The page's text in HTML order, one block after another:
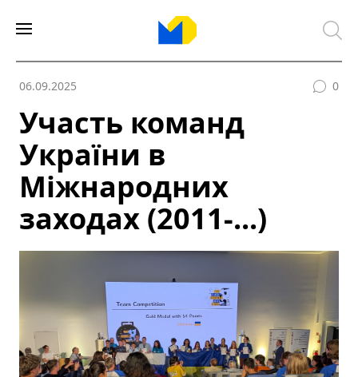
06.09.2025 0
Участь команд
України в
Міжнародних
заходах (2011-...)